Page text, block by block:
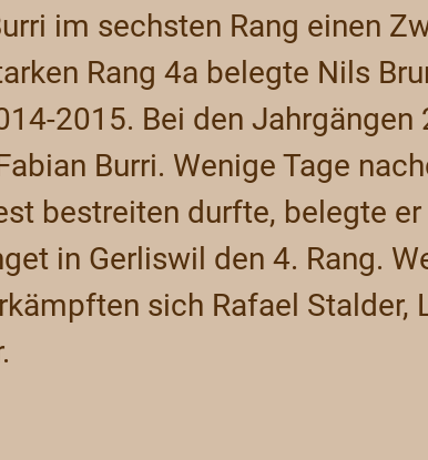
im sechsten Rang einen
Rang 4a belegte Nils
2015. Bei den Jahrgängen
Burri. Wenige Tage
bestreiten durfte, belegte
in Gerliswil den 4. Rang.
sich Rafael Stalder,